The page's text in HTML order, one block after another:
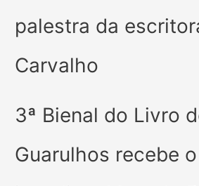
palestra da
Carvalho
3ª Bienal do Livro
Guarulhos recebe